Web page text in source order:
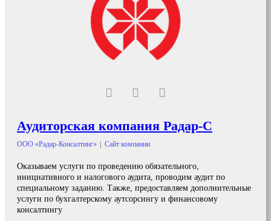
Аудиторская компания Радар-С
ООО «Радар-Консалтинг» Сайт компании
Оказываем услуги по проведению обязательного,
инициативного и налогового аудита, проводим аудит по
специальному заданию. Также, предоставляем дополнительные
услуги по бухгалтерскому аутсорсингу и финансовому
консалтингу